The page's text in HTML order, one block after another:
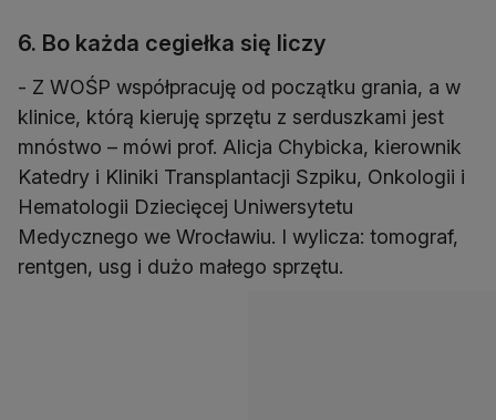
6. Bo każda cegiełka się liczy
- Z WOŚP współpracuję od początku grania, a w
klinice, którą kieruję sprzętu z serduszkami jest
mnóstwo – mówi prof. Alicja Chybicka, kierownik
Katedry i Kliniki Transplantacji Szpiku, Onkologii i
Hematologii Dziecięcej Uniwersytetu
Medycznego we Wrocławiu. I wylicza: tomograf,
rentgen, usg i dużo małego sprzętu.